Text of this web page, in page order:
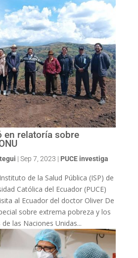
en relatoría sobre
| Sep 7, 2023 | PUCE investiga
de la Salud Pública (ISP) de
Católica del Ecuador (PUCE)
al Ecuador del doctor Oliver De
sobre extrema pobreza y los
las Naciones Unidas...